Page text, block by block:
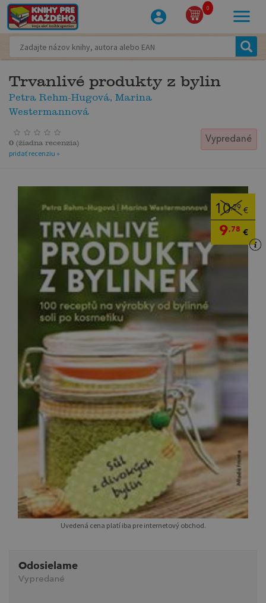
0
Trvanlivé produkty z bylin
Petra Rehm-Hugová, Marina
Westermannová
Vypredané
0 (žiadna recenzia)
pridať recenziu »
10,29 €
9,78 €
Uvedená cena platí iba pre internetový obchod.
Odosielame
Vypredané